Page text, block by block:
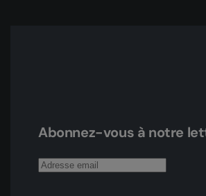
Abonnez-vous à notre